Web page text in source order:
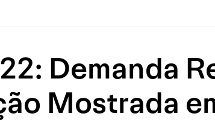
Demanda
Mostrada